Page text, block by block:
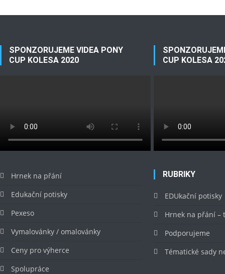
SPONZORUJEME VIDEA PONY
CUP KOLESA 2020
Hrnek na přání
Edukační potisky
Pexeso
Vymalovánky / omalovánky
Ceny pro výherce
Spolupráce
CUP KOLESA
RUBRIKY
EDUkační potisky
Hrnek na přání –
Podporujeme
Tématické sady